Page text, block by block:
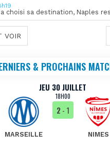
VOIR
& PROCHAINS
JEU 30 JUILLET
18H00
MARSEILLE
2- 1
NIMES